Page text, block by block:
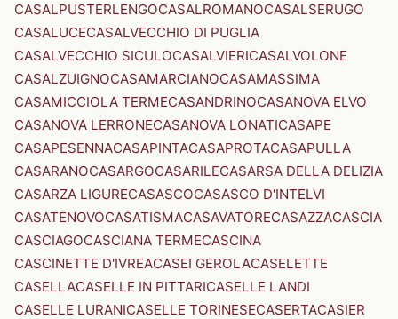
CASALPUSTERLENGOCASALROMANOCASALSERUGO
CASALUCECASALVECCHIO DI PUGLIA
CASALVECCHIO SICULOCASALVIERICASALVOLONE
CASALZUIGNOCASAMARCIANOCASAMASSIMA
CASAMICCIOLA TERMECASANDRINOCASANOVA ELVO
CASANOVA LERRONECASANOVA LONATICASAPE
CASAPESENNACASAPINTACASAPROTACASAPULLA
CASARANOCASARGOCASARILECASARSA DELLA DELIZIA
CASARZA LIGURECASASCOCASASCO D'INTELVI
CASATENOVOCASATISMACASAVATORECASAZZACASCIA
CASCIAGOCASCIANA TERMECASCINA
CASCINETTE D'IVREACASEI GEROLACASELETTE
CASELLACASELLE IN PITTARICASELLE LANDI
CASELLE LURANICASELLE TORINESECASERTACASIER